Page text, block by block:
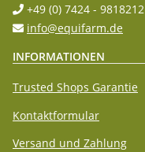
+49 (0) 7424 - 9818212
info@equifarm.de
INFORMATIONEN
Trusted Shops Garantie
Kontaktformular
Versand und Zahlung